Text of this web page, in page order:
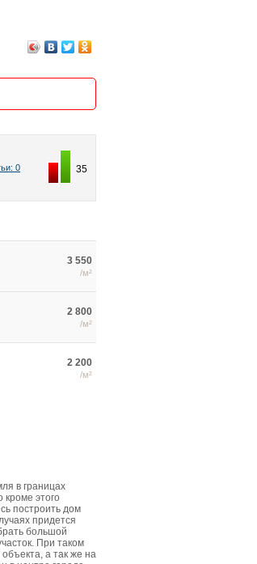
0 35
3 550
/м²
2 800
/м²
2 200
/м²
в границах
этого
построить дом
придется
большой
При таком
а так же на